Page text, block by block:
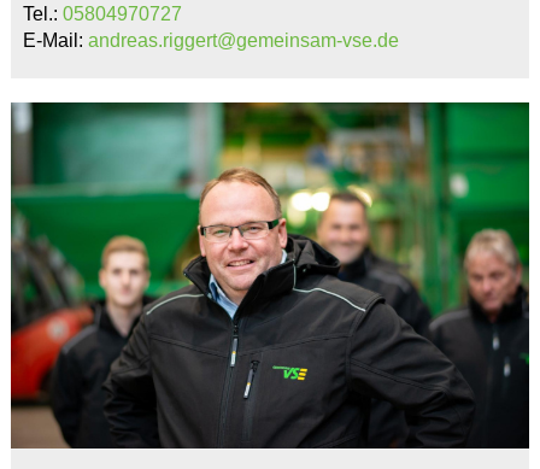
Tel.: 05804970727
E-Mail: andreas.riggert@gemeinsam-vse.de